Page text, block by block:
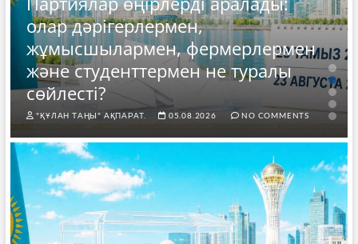
олар дәрігерлермен,
жұмысшылармен, фермерлермен
және студенттермен не туралы
сөйлесті?
"ҚҰЛАН ТАҢЫ" АҚПАРАТ. 05.08.2026 NO COMMENTS